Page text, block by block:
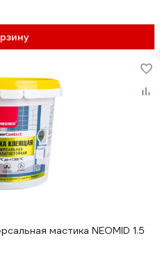
мастика NEOMID 1.5